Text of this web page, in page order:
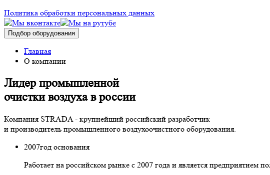
Политика обработки персональных данных
Подбор оборудования
Главная
О компании
Лидер промышленной
очистки воздуха в россии
Компания STRADA - крупнейший российский разработчик
и производитель промышленного воздухоочистного оборудования.
2007год основания
Работает на российском рынке с 2007 года и является предприятием